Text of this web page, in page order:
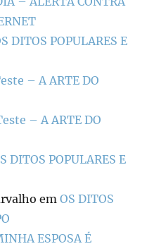
DITOS POPULARES E
– A ARTE DO
– A ARTE DO
DITOS POPULARES E
emOS DITOS
ESPOSA É